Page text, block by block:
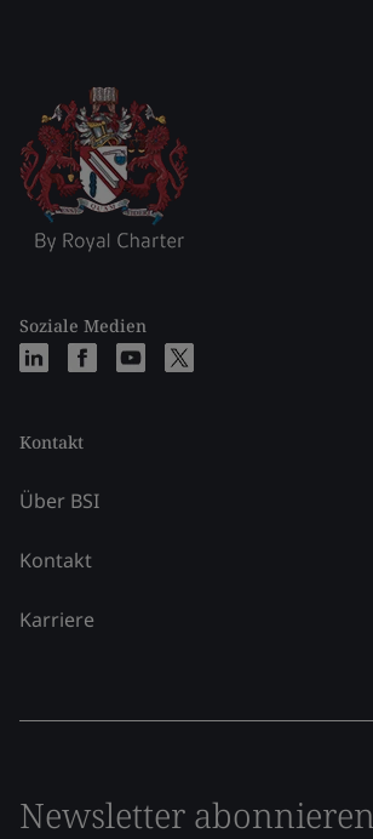
Soziale Medien
Kontakt
Über BSI
Kontakt
Karriere
Newsletter abonnieren